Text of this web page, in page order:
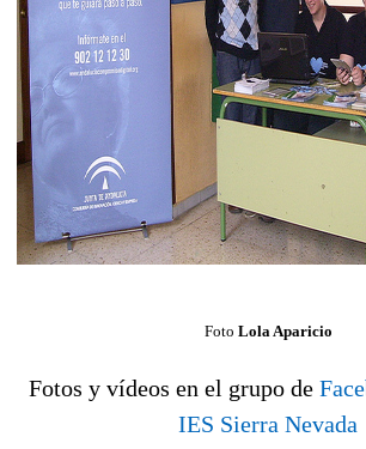
Foto Lola Aparicio
Fotos y vídeos en el grupo de
IES Sierra Nevada